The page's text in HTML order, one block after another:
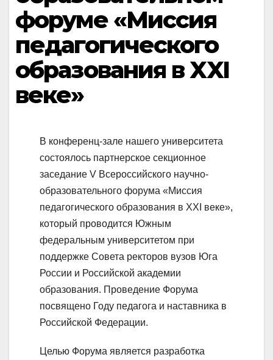
форуме «Миссия
педагогического
образования в XXI
веке»
В конференц-зале нашего университета
состоялось партнерское секционное
заседание V Всероссийского научно-
образовательного форума «Миссия
педагогического образования в XXI веке»,
который проводится Южным
федеральным университетом при
поддержке Совета ректоров вузов Юга
России и Российской академии
образования. Проведение Форума
посвящено Году педагога и наставника в
Российской Федерации.
Целью Форума является разработка